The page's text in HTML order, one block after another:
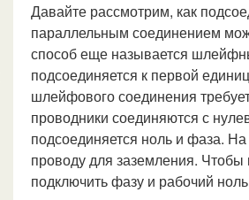
Давайте рассмотрим, как
параллельным соединением
способ еще называется
подсоединяется к первой
шлейфового соединения
проводники соединяются с
подсоединяется ноль и фаза.
проводу для заземления. Чтобы
подключить фазу и рабочий